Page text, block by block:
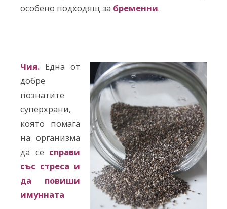
особено подходящ за бременни.
Чия. Една от
добре
познатите
суперхрани,
която помага
на организма
да се справи
със стреса и
да повиши
имунната